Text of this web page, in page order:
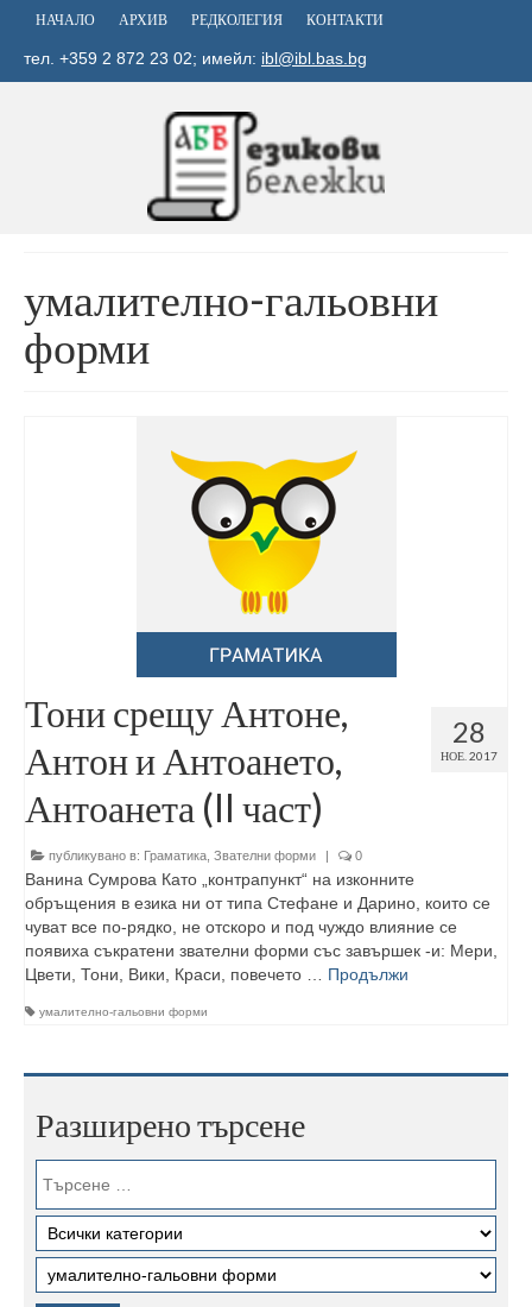
НАЧАЛО АРХИВ РЕДКОЛЕГИЯ КОНТАКТИ
тел. +359 2 872 23 02; имейл: ibl@ibl.bas.bg
умалително-гальовни
форми
28
НОЕ. 2017
Тони срещу Антоне,
Антон и Антоането,
Антоанета (II част)
публикувано в: Граматика Звателни форми | 0
Ванина Сумрова Като „контрапункт“ на изконните
обръщения в езика ни от типа Стефане и Дарино, които се
чуват все по-рядко, не отскоро и под чуждо влияние се
появиха съкратени звателни форми със завършек -и: Мери,
Цвети, Тони, Вики, Краси, повечето … Продължи
умалително-гальовни форми
Разширено търсене